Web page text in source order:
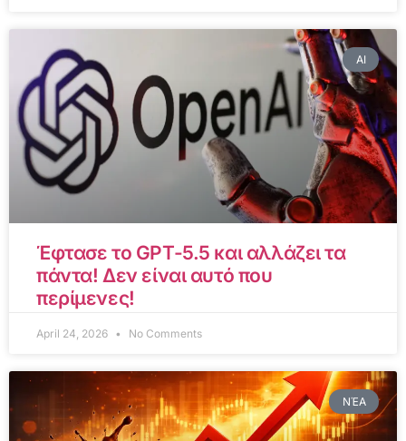
AI
Έφτασε το GPT-5.5 και αλλάζει τα
πάντα! Δεν είναι αυτό που
περίμενες!
April 24, 2026 No Comments
ΝΈΑ